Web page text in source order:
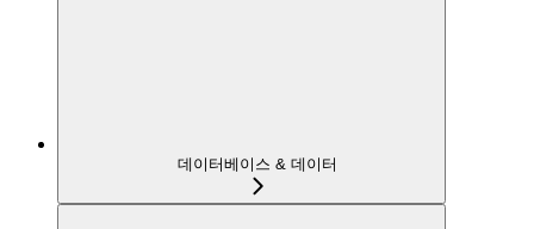
데이터베이스 & 데이터